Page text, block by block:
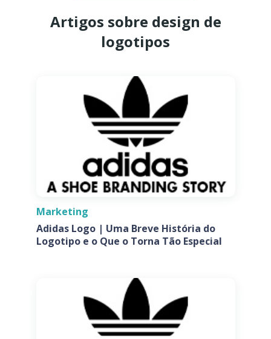
Artigos sobre design de
logotipos
Marketing
Adidas Logo | Uma Breve História do
Logotipo e o Que o Torna Tão Especial